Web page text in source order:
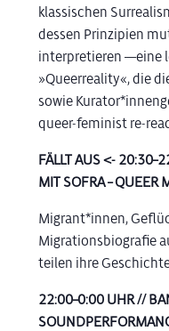
klassischen
dessen Prinzipien
interpretieren —eine
»Queerreality«, die
sowie
queer-feminist re-
FÄLLT AUS <-
MIT SOFRA – QUEER
Migrant*innen,
Migrationsbiografie
teilen ihre
22:00–0:00 UHR //